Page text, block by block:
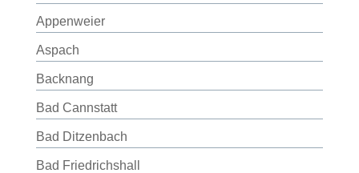
Appenweier
Aspach
Backnang
Bad Cannstatt
Bad Ditzenbach
Bad Friedrichshall